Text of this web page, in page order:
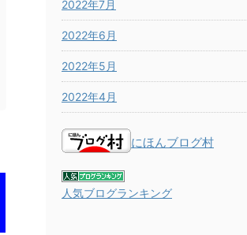
2022年7月
2022年6月
2022年5月
2022年4月
にほんブログ村
人気ブログランキング